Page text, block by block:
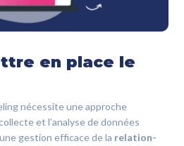
en place le
nécessite une approche
et l’analyse de données
gestion efficace de la relation-